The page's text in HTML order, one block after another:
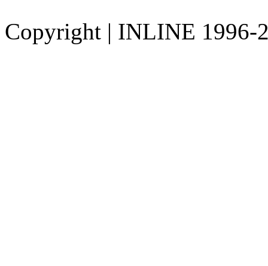
Copyright | INLINE 1996-